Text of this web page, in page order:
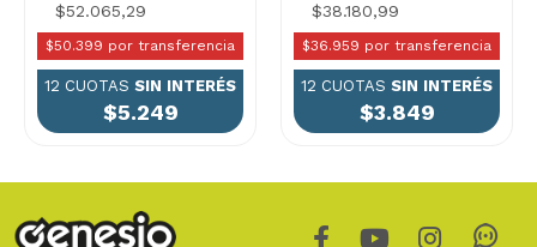
$52.065,29
$50.399 por transferencia
12 CUOTAS SIN INTERÉS
$5.249
$38.180,99
$36.959 por transferencia
12 CUOTAS SIN INTERÉS
$3.849